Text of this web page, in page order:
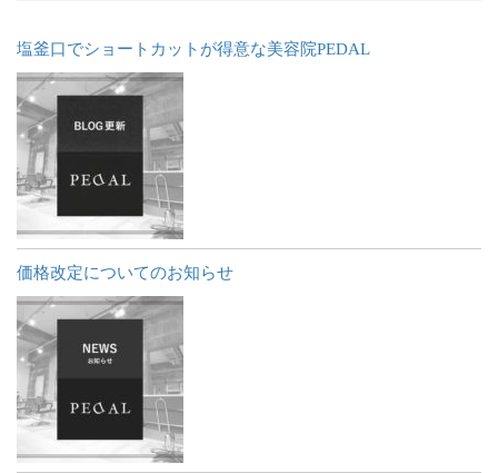
塩釜口でショートカットが得意な美容院PEDAL
価格改定についてのお知らせ